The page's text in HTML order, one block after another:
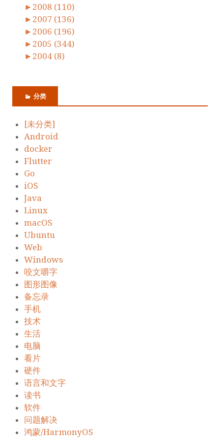
► 2008 (110)
► 2007 (136)
► 2006 (196)
► 2005 (344)
► 2004 (8)
分类
[未分类]
Android
docker
Flutter
Go
iOS
Java
Linux
macOS
Ubuntu
Web
Windows
咬文嚼字
图形图像
备忘录
手机
技术
生活
电脑
看片
硬件
语言和文字
读书
软件
问题解决
鸿蒙/HarmonyOS